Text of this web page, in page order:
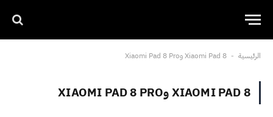
الرئيسية - Xiaomi Pad 8 وXiaomi Pad 8 Pro
XIAOMI PAD 8 وXIAOMI PAD 8 PRO